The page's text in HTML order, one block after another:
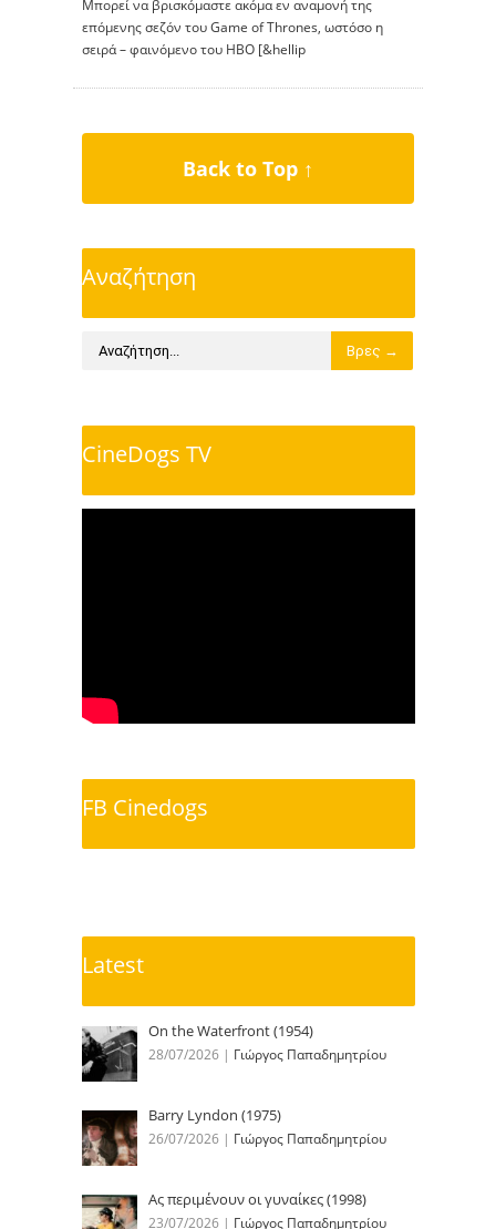
Μπορεί να βρισκόμαστε ακόμα εν αναμονή της
επόμενης σεζόν του Game of Thrones, ωστόσο η
σειρά – φαινόμενο του HBO [&hellip
Back to Top ↑
Αναζήτηση
CineDogs TV
FB Cinedogs
Latest
On the Waterfront (1954)
28/07/2026 | Γιώργος Παπαδημητρίου
Barry Lyndon (1975)
26/07/2026 | Γιώργος Παπαδημητρίου
Ας περιμένουν οι γυναίκες (1998)
23/07/2026 | Γιώργος Παπαδημητρίου